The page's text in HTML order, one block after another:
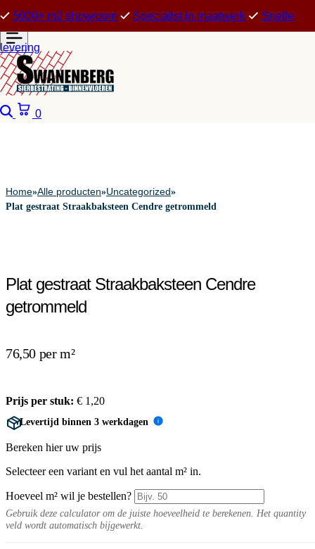
5000+ m2 showroom Specialist in maatwerk Snelle
levering
Zoeken
0
Home»Alle producten»Uncategorized»
Plat gestraat Straakbaksteen Cendre getrommeld
Plat gestraat Straakbaksteen Cendre
getrommeld
76,50 per m²
Prijs per stuk: € 1,20
Levertijd binnen 3 werkdagen i
Bereken hier uw prijs
Selecteer een variant en vul het aantal m² in.
Hoeveel m² wil je bestellen?
Gebruik deze calculator om de juiste hoeveelheid te berekenen. Het quantity
veld wordt automatisch bijgewerkt.